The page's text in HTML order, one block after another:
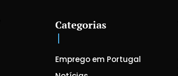
Categorias
Emprego em Portugal